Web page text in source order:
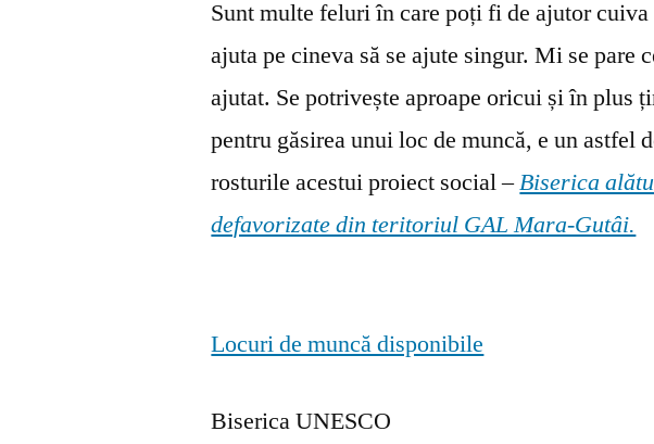
Sunt multe feluri în care poți fi de ajutor cuiva
ajuta pe cineva să se ajute singur. Mi se pare
ajutat. Se potrivește aproape oricui și în plus
pentru găsirea unui loc de muncă, e un astfel
rosturile acestui proiect social –Biserica
defavorizate din teritoriul GAL Mara-Gutâi.
Locuri de muncă disponibile
Biserica UNESCO